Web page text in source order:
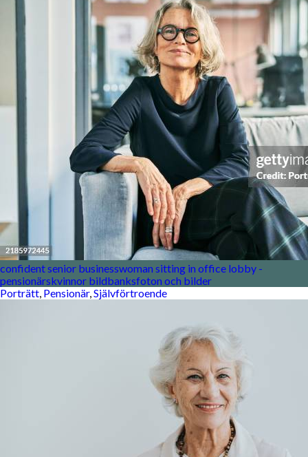
confident senior businesswoman sitting in office lobby -
pensionärskvinnor bildbanksfoton och bilder
Porträtt, Pensionär,Självförtroende